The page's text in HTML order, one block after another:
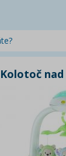
Kolotoč